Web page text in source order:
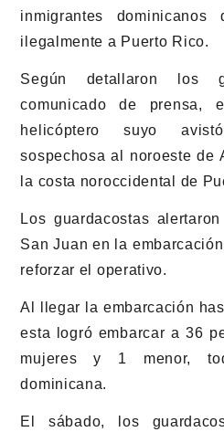
inmigrantes
ilegalmente a Puerto Rico.
Según detallaron los
comunicado de prensa,
helicóptero suyo
sospechosa al noroeste de
la costa noroccidental de
Los guardacostas
San Juan en la
reforzar el operativo.
Al llegar la embarcación
esta logró embarcar a 36
mujeres y 1 menor,
dominicana.
El sábado, los